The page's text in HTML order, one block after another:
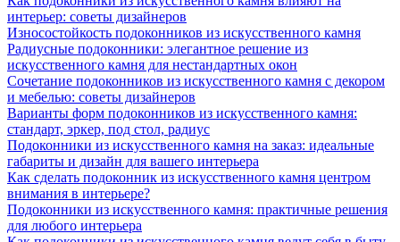
интерьер: советы дизайнеров
Износостойкость подоконников из искусственного камня
Радиусные подоконники: элегантное решение из
искусственного камня для нестандартных окон
Сочетание подоконников из искусственного камня с декором
и мебелью: советы дизайнеров
Варианты форм подоконников из искусственного камня:
стандарт, эркер, под стол, радиус
Подоконники из искусственного камня на заказ: идеальные
габариты и дизайн для вашего интерьера
Как сделать подоконник из искусственного камня центром
внимания в интерьере?
Подоконники из искусственного камня: практичные решения
для любого интерьера